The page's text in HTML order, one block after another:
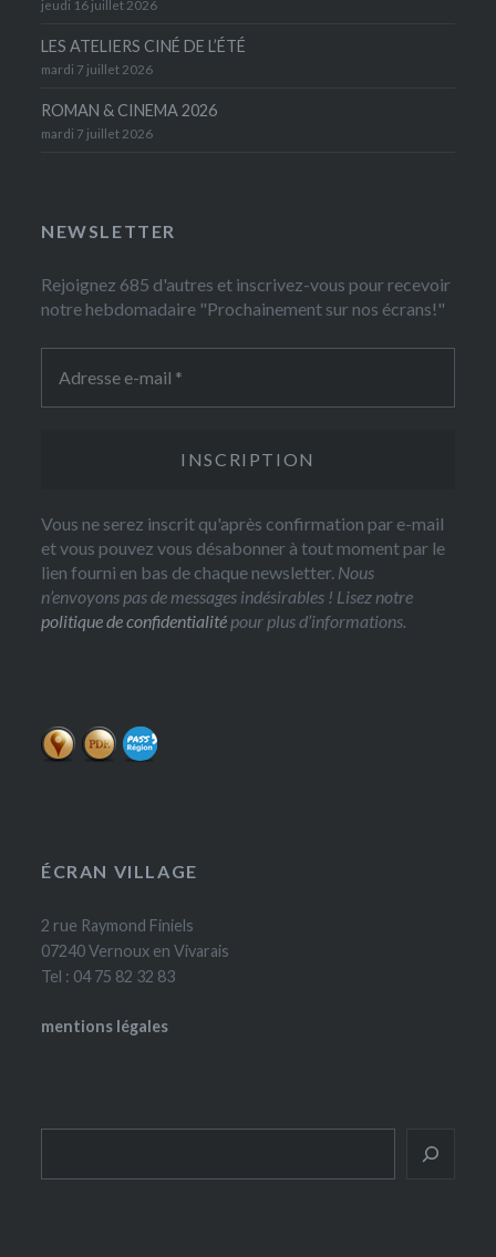
jeudi 16 juillet 2026
LES ATELIERS CINÉ DE L’ÉTÉ
mardi 7 juillet 2026
ROMAN & CINEMA 2026
mardi 7 juillet 2026
NEWSLETTER
Rejoignez 685 d'autres et inscrivez-vous pour recevoir
notre hebdomadaire "Prochainement sur nos écrans!"
Vous ne serez inscrit qu'après confirmation par e-mail
et vous pouvez vous désabonner à tout moment par le
lien fourni en bas de chaque newsletter. Nous
n’envoyons pas de messages indésirables ! Lisez notre
politique de confidentialité pour plus d’informations.
ÉCRAN VILLAGE
2 rue Raymond Finiels
07240 Vernoux en Vivarais
Tel : 04 75 82 32 83
mentions légales